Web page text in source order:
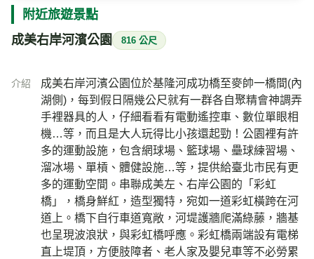
附近旅遊景點
成美右岸河濱公園 816 公尺
介紹
成美右岸河濱公園位於基隆河成功橋至麥帥一橋間(內
湖側)，每到假日隔幾公尺就有一群各自聚精會神調弄
手裡器具的人，仔細看看有電動遙控車、數位單眼相
機…等，而且是大人玩得比小孩還起勁！公園裡有許
多的運動設施，包含網球場、籃球場、壘球練習場、
溜冰場、單槓、體健設施…等，提供給臺北市民有更
多的運動空間。串聯成美左、右岸公園的「彩虹
橋」，橋身鮮紅，造型獨特，宛如一道彩虹橫跨在河
道上。橋下自行車道寬敞，河堤護牆爬滿綠藤，牆基
也呈現波浪狀，與彩虹橋呼應。彩虹橋兩端設有電梯
直上堤頂，方便肢障者、老人家及嬰兒車等不必勞累